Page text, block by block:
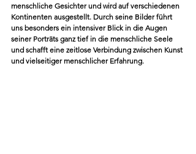
menschliche Gesichter und wird auf verschiedenen
Kontinenten ausgestellt. Durch seine Bilder führt
uns besonders ein intensiver Blick in die Augen
seiner Porträts ganz tief in die menschliche Seele
und schafft eine zeitlose Verbindung zwischen Kunst
und vielseitiger menschlicher Erfahrung.